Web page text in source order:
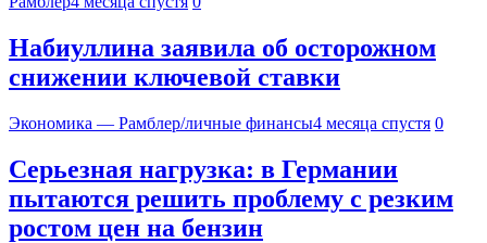
Набиуллина заявила об осторожном
снижении ключевой ставки
Экономика — Рамблер/личные финансы4 месяца спустя 0
Серьезная нагрузка: в Германии
пытаются решить проблему с резким
ростом цен на бензин